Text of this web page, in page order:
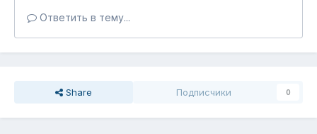
Ответить в тему...
Share Подписчики 0